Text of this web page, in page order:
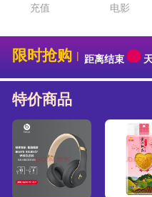
充值 电影
限时抢购 | 距离结束
特价商品